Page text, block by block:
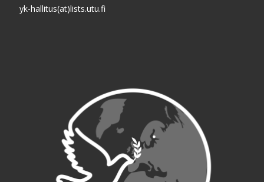
yk-hallitus(at)lists.utu.fi